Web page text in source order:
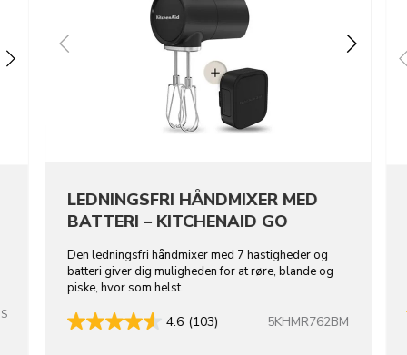
LEDNINGSFRI HÅNDMIXER MED
BATTERI – KITCHENAID GO
Den ledningsfri håndmixer med 7 hastigheder og
batteri giver dig muligheden for at røre, blande og
piske, hvor som helst.
4.6 (103) 5KHMR762BM